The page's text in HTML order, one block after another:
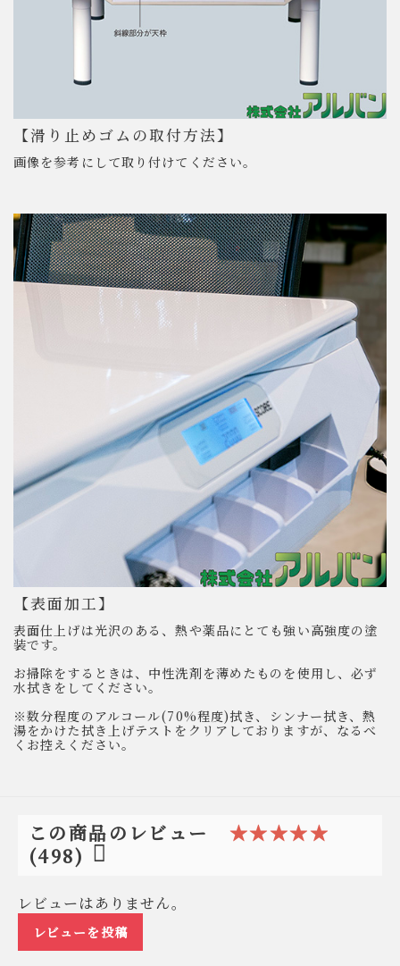
【滑り止めゴムの取付方法】
画像を参考にして取り付けてください。
【表面加工】
表面仕上げは光沢のある、熱や薬品にとても強い高強度の塗
装です。
お掃除をするときは、中性洗剤を薄めたものを使用し、必ず
水拭きをしてください。
※数分程度のアルコール(70%程度)拭き、シンナー拭き、熱
湯をかけた拭き上げテストをクリアしておりますが、なるべ
くお控えください。
この商品のレビュー
★★★★★
(498)
レビューはありません。
レビューを投稿